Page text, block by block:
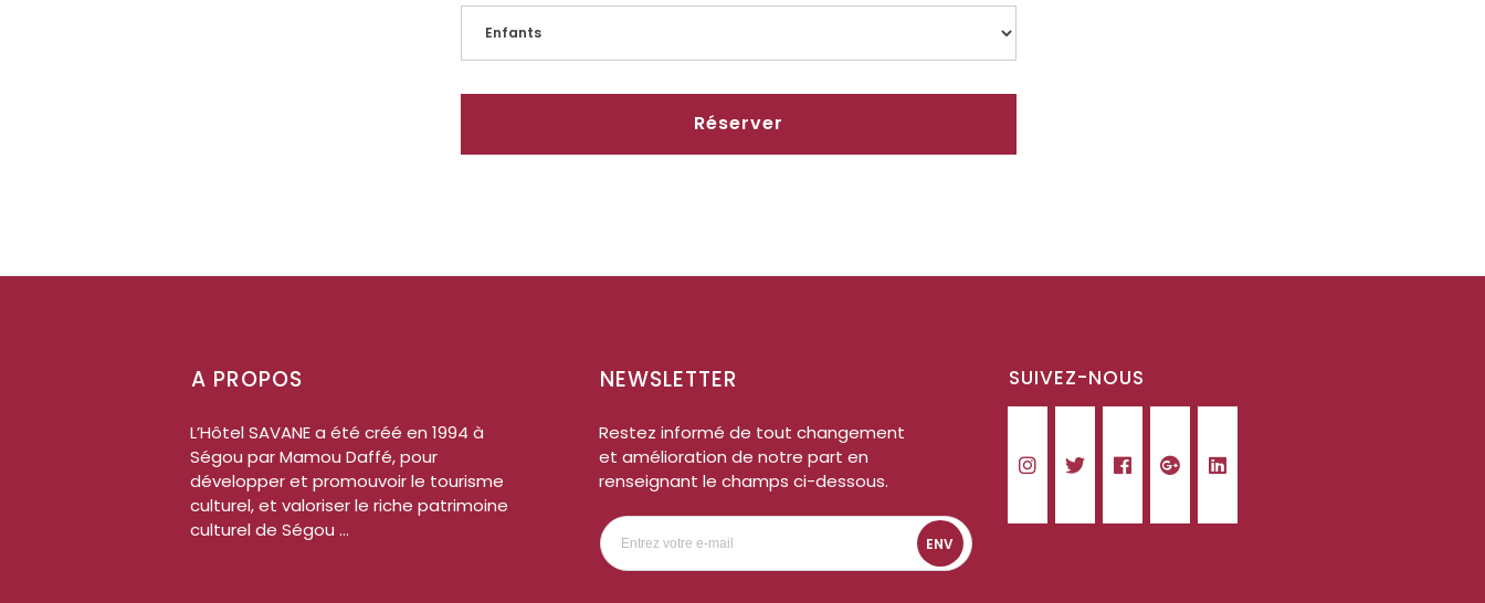
Réserver
A PROPOS
L’Hôtel SAVANE a été créé en 1994 à
Ségou par Mamou Daffé, pour
développer et promouvoir le tourisme
culturel, et valoriser le riche patrimoine
culturel de Ségou ...
NEWSLETTER
Restez informé de tout changement
et amélioration de notre part en
renseignant le champs ci-dessous.
ENV
SUIVEZ-NOUS